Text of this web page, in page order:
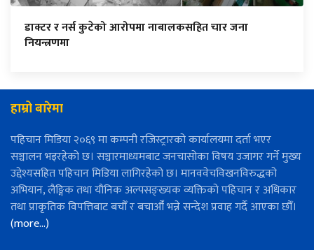
डाक्टर र नर्स कुटेको आरोपमा नाबालकसहित चार जना
नियन्त्रणमा
हाम्रो बारेमा
पहिचान मिडिया २०६९ मा कम्पनी रजिस्ट्रारको कार्यालयमा दर्ता भएर
सञ्चालन भइरहेको छ। सञ्चारमाध्यमबाट जनचासोका विषय उजागर गर्ने मुख्य
उद्देश्यसहित पहिचान मिडिया लागिरहेको छ। मानववेचविखनविरुद्धको
अभियान, लैङ्गिक तथा यौनिक अल्पसङ्ख्यक व्यक्तिको पहिचान र अधिकार
तथा प्राकृतिक विपत्तिबाट बचौँ र बचाऔँ भन्ने सन्देश प्रवाह गर्दै आएका छौँ।
(more…)